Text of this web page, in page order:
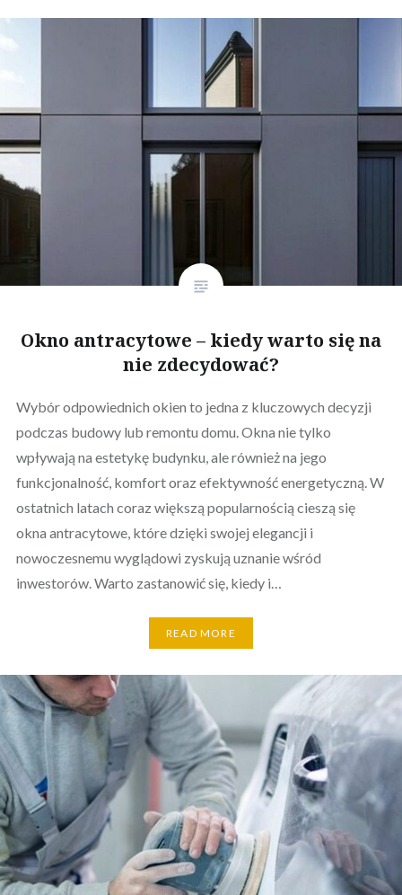
Okno antracytowe – kiedy warto się na
nie zdecydować?
Wybór odpowiednich okien to jedna z kluczowych decyzji
podczas budowy lub remontu domu. Okna nie tylko
wpływają na estetykę budynku, ale również na jego
funkcjonalność, komfort oraz efektywność energetyczną. W
ostatnich latach coraz większą popularnością cieszą się
okna antracytowe, które dzięki swojej elegancji i
nowoczesnemu wyglądowi zyskują uznanie wśród
inwestorów. Warto zastanowić się, kiedy i…
READ MORE